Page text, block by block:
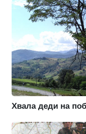
Хвала деди на